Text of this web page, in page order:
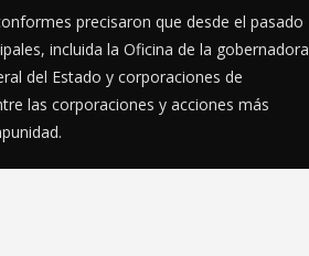
precisaron que desde el pasado
incluida la Oficina de la gobernadora
del Estado y corporaciones de
las corporaciones y acciones más